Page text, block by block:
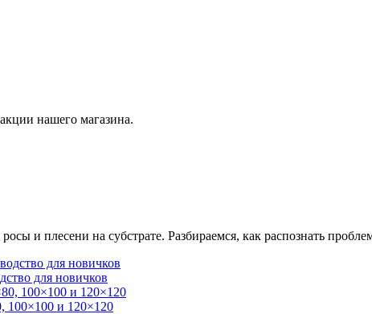
нашего магазина.
и плесени на субстрате. Разбираемся, как распознать
для новичков
100×100 и 120×120